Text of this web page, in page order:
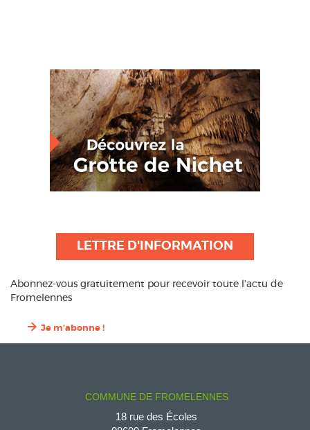
LETTRE D'INFORMATION
Abonnez-vous gratuitement pour recevoir toute l’actu de
Fromelennes
Je m'abonne !
COMMUNE DE FROMELENNES
18 rue des Écoles